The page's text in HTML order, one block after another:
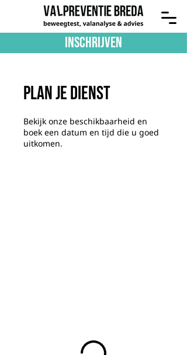
Inschrijven
Plan je dienst
Bekijk onze beschikbaarheid en
boek een datum en tijd die u goed
uitkomen.